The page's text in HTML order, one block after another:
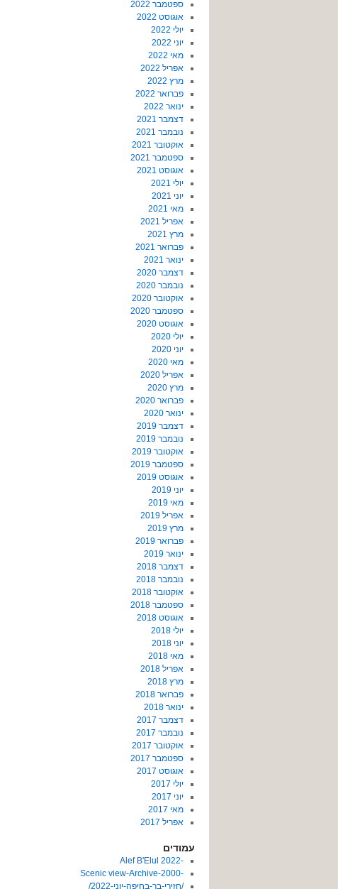
ספטמבר 2022
אוגוסט 2022
יולי 2022
יוני 2022
מאי 2022
אפריל 2022
מרץ 2022
פברואר 2022
ינואר 2022
דצמבר 2021
נובמבר 2021
אוקטובר 2021
ספטמבר 2021
אוגוסט 2021
יולי 2021
יוני 2021
מאי 2021
אפריל 2021
מרץ 2021
פברואר 2021
ינואר 2021
דצמבר 2020
נובמבר 2020
אוקטובר 2020
ספטמבר 2020
אוגוסט 2020
יולי 2020
יוני 2020
מאי 2020
אפריל 2020
מרץ 2020
פברואר 2020
ינואר 2020
דצמבר 2019
נובמבר 2019
אוקטובר 2019
ספטמבר 2019
אוגוסט 2019
יוני 2019
מאי 2019
אפריל 2019
מרץ 2019
פברואר 2019
ינואר 2019
דצמבר 2018
נובמבר 2018
אוקטובר 2018
ספטמבר 2018
אוגוסט 2018
יולי 2018
יוני 2018
מאי 2018
אפריל 2018
מרץ 2018
פברואר 2018
ינואר 2018
דצמבר 2017
נובמבר 2017
אוקטובר 2017
ספטמבר 2017
אוגוסט 2017
יולי 2017
יוני 2017
מאי 2017
אפריל 2017
עמודים
-2022 Alef B'Elul
-Scenic view-Archive-2000
/חזירי-בר-בחיפה-יוני-2022/